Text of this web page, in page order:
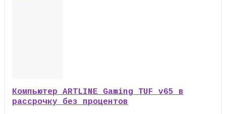
Компьютер ARTLINE Gaming TUF v65 в
рассрочку без процентов